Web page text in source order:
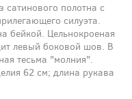
сатинового полотна с
силуэта.
бейкой. Цельнокроеная
левый боковой шов. В
тесьма "молния".
62 см; длина рукава